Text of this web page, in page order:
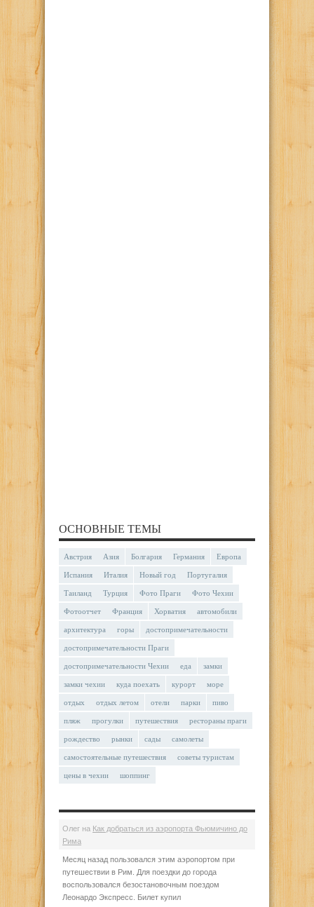
ОСНОВНЫЕ ТЕМЫ
Австрия Азия Болгария Германия Европа
Испания Италия Новый год Португалия
Таиланд Турция Фото Праги Фото Чехии
Фотоотчет Франция Хорватия автомобили
архитектура горы достопримечательности
достопримечательности Праги
достопримечательности Чехии еда замки
замки чехии куда поехать курорт море
отдых отдых летом отели парки пиво
пляж прогулки путешествия рестораны праги
рождество рынки сады самолеты
самостоятельные путешествия советы туристам
цены в чехии шоппинг
Олег на Как добраться из аэропорта Фьюмичино до
Рима
Месяц назад пользовался этим аэропортом при
путешествии в Рим. Для поездки до города
воспользовался безостановочным поездом
Леонардо Экспресс. Билет купил